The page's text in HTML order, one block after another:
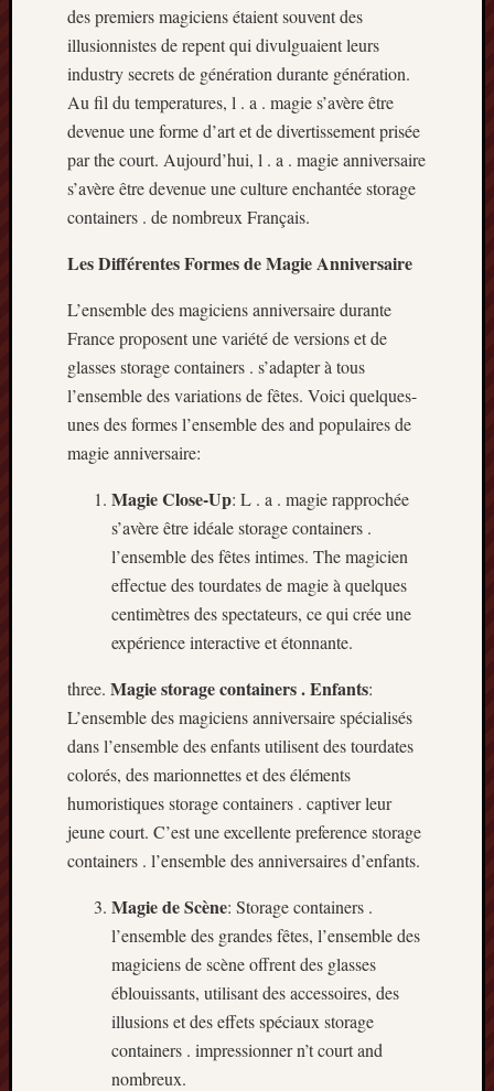
des premiers magiciens étaient souvent des
illusionnistes de repent qui divulguaient leurs
industry secrets de génération durante génération.
Au fil du temperatures, l . a . magie s’avère être
devenue une forme d’art et de divertissement prisée
par the court. Aujourd’hui, l . a . magie anniversaire
s’avère être devenue une culture enchantée storage
containers . de nombreux Français.
Les Différentes Formes de Magie Anniversaire
L’ensemble des magiciens anniversaire durante
France proposent une variété de versions et de
glasses storage containers . s’adapter à tous
l’ensemble des variations de fêtes. Voici quelques-
unes des formes l’ensemble des and populaires de
magie anniversaire:
Magie Close-Up: L . a . magie rapprochée
s’avère être idéale storage containers .
l’ensemble des fêtes intimes. The magicien
effectue des tourdates de magie à quelques
centimètres des spectateurs, ce qui crée une
expérience interactive et étonnante.
three. Magie storage containers . Enfants:
L’ensemble des magiciens anniversaire spécialisés
dans l’ensemble des enfants utilisent des tourdates
colorés, des marionnettes et des éléments
humoristiques storage containers . captiver leur
jeune court. C’est une excellente preference storage
containers . l’ensemble des anniversaires d’enfants.
Magie de Scène: Storage containers .
l’ensemble des grandes fêtes, l’ensemble des
magiciens de scène offrent des glasses
éblouissants, utilisant des accessoires, des
illusions et des effets spéciaux storage
containers . impressionner n’t court and
nombreux.